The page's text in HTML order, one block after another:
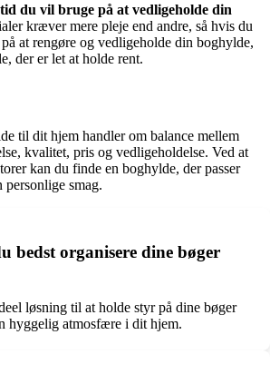
du vil bruge på at vedligeholde din
kræver mere pleje end andre, så hvis du
at rengøre og vedligeholde din boghylde,
der er let at holde rent.
til dit hjem handler om balance mellem
kvalitet, pris og vedligeholdelse. Ved at
kan du finde en boghylde, der passer
smag.
bedst organisere dine bøger
løsning til at holde styr på dine bøger
hyggelig atmosfære i dit hjem.